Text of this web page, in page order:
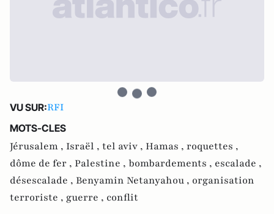
VU SUR:RFI
MOTS-CLES
Jérusalem , Israël , tel aviv , Hamas , roquettes ,
dôme de fer , Palestine , bombardements , escalade ,
désescalade , Benyamin Netanyahou , organisation
terroriste , guerre , conflit